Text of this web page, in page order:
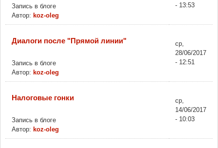
Запись в блоге
Автор: koz-oleg
- 13:53
Диалоги после "Прямой линии"
Запись в блоге
Автор: koz-oleg
ср,
28/06/2017
- 12:51
Налоговые гонки
Запись в блоге
Автор: koz-oleg
ср,
14/06/2017
- 10:03